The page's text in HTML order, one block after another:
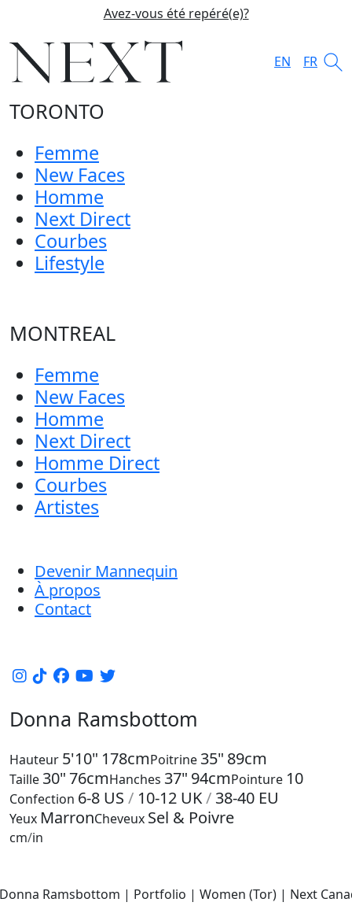
Avez-vous été repéré(e)?
EN FR
TORONTO
Femme
New Faces
Homme
Next Direct
Courbes
Lifestyle
MONTREAL
Femme
New Faces
Homme
Next Direct
Homme Direct
Courbes
Artistes
Devenir Mannequin
À propos
Contact
Donna Ramsbottom
Hauteur 5'10" 178cmPoitrine 35" 89cm
Taille 30"76cmHanches 37" 94cmPointure 10
Confection 6-8 US / 10-12 UK/ 38-40 EU
Yeux MarronCheveux Sel & Poivre
cm/in